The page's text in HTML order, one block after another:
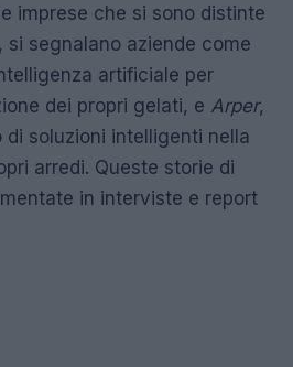
imprese che si sono distinte
si segnalano aziende come
artificiale per
dei propri gelati, e Arper,
di soluzioni intelligenti nella
arredi. Queste storie di
in interviste e report